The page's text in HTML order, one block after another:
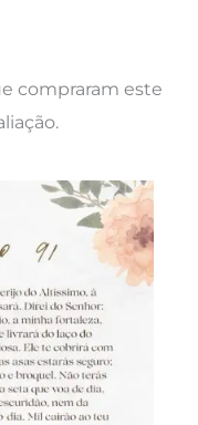
compraram este